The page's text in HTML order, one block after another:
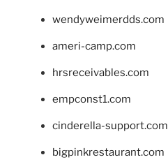
wendyweimerdds.com
ameri-camp.com
hrsreceivables.com
empconst1.com
cinderella-support.com
bigpinkrestaurant.com